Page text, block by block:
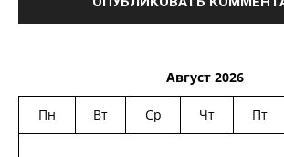
Август 2026
Пн Вт Ср Чт Пт